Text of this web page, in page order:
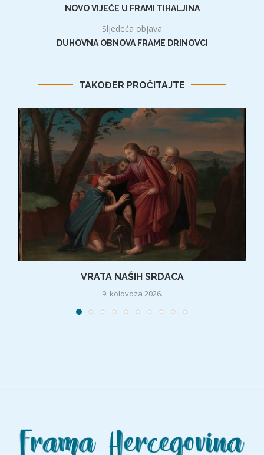
NOVO VIJEĆE U FRAMI TIHALJINA
Sljedeća objava
DUHOVNA OBNOVA FRAME DRINOVCI
TAKOĐER PROČITAJTE
VRATA NAŠIH SRDACA
9. kolovoza 2026.